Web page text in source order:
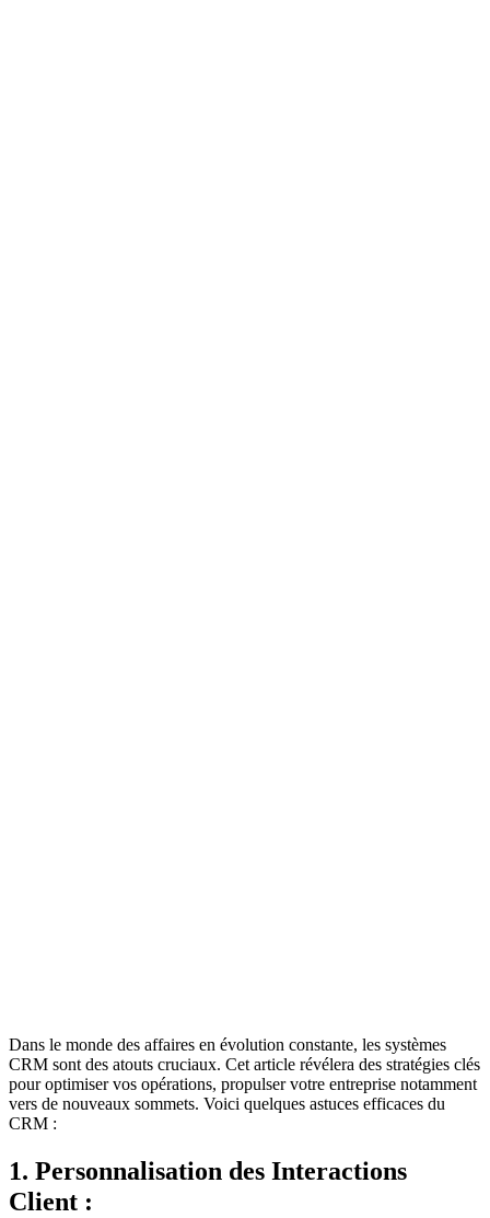
Dans le monde des affaires en évolution constante, les systèmes
CRM sont des atouts cruciaux. Cet article révélera des stratégies clés
pour optimiser vos opérations, propulser votre entreprise notamment
vers de nouveaux sommets. Voici quelques astuces efficaces du
CRM :
1. Personnalisation des Interactions
Client :